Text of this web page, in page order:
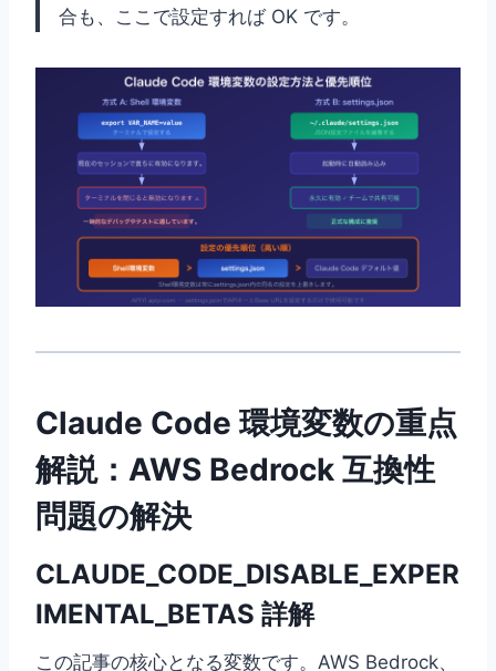
合も、ここで設定すれば OK です。
Claude Code 環境変数の重点
解説：AWS Bedrock 互換性
問題の解決
CLAUDE_CODE_DISABLE_EXPER
IMENTAL_BETAS 詳解
この記事の核心となる変数です。AWS Bedrock、